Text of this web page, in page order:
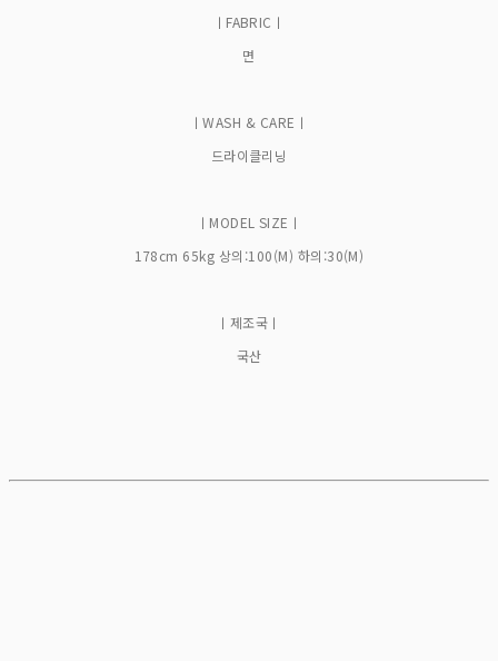
ㅣFABRICㅣ
면
ㅣWASH & CAREㅣ
드라이클리닝
ㅣMODEL SIZEㅣ
178cm 65kg 상의:100(M) 하의:30(M)
ㅣ제조국ㅣ
국산